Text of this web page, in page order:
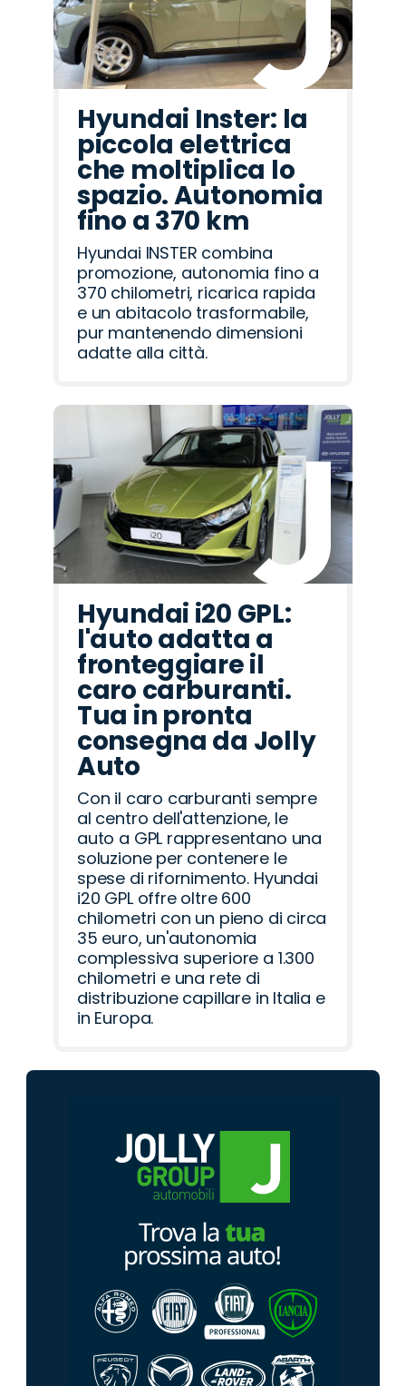
Hyundai Inster: la
piccola elettrica
che moltiplica lo
spazio. Autonomia
fino a 370 km
Hyundai INSTER combina
promozione, autonomia fino a
370 chilometri, ricarica rapida
e un abitacolo trasformabile,
pur mantenendo dimensioni
adatte alla città.
Hyundai i20 GPL:
l'auto adatta a
fronteggiare il
caro carburanti.
Tua in pronta
consegna da Jolly
Auto
Con il caro carburanti sempre
al centro dell'attenzione, le
auto a GPL rappresentano una
soluzione per contenere le
spese di rifornimento. Hyundai
i20 GPL offre oltre 600
chilometri con un pieno di circa
35 euro, un'autonomia
complessiva superiore a 1.300
chilometri e una rete di
distribuzione capillare in Italia e
in Europa.